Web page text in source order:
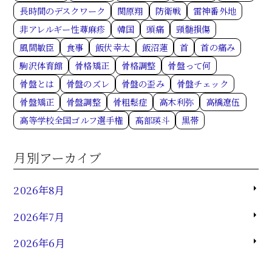
長時間のデスクワーク
関原翔 防衛戦
雷神番外地
非アレルギー性蕁麻疹
韓国 頭痛
頸髄損傷
風間敏臣
食事 飯伏幸太 飯沼蓮 首
首の痛み
駒沢体育館
骨格矯正 骨格調整
骨盤って何
骨盤とは
骨盤のズレ 骨盤の歪み
骨盤チェック
骨盤矯正
骨盤調整 骨粗鬆症 高木利弥
高橋遼伍
高等学校全国ゴルフ選手権
髙部瑛斗 黒帯
月別アーカイブ
2026年8月
2026年7月
2026年6月